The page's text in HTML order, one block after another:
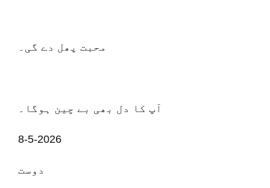
محبت پھل دے گی۔
آپ کا دل بھی بے چین ہوگا۔
8-5-2026
دوست